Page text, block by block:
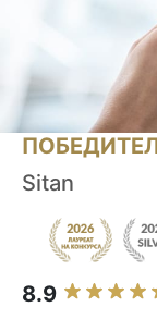
Sitan
8.9